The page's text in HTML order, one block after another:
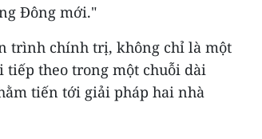
Đông mới."
trình chính trị, không chỉ là một
tiếp theo trong một chuỗi dài
tiến tới giải pháp hai nhà